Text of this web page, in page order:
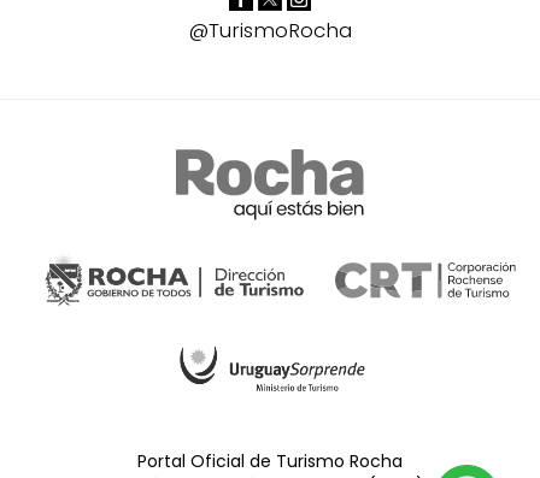
@TurismoRocha
Portal Oficial de Turismo Rocha